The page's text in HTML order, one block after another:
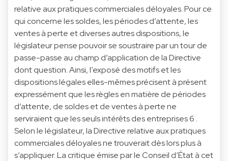
relative aux pratiques commerciales déloyales. Pour ce
qui concerne les soldes, les périodes d’attente, les
ventes à perte et diverses autres dispositions, le
législateur pense pouvoir se soustraire par un tour de
passe-passe au champ d’application de la Directive
dont question. Ainsi, l’exposé des motifs et les
dispositions légales elles-mêmes précisent à présent
expressément que les règles en matière de périodes
d’attente, de soldes et de ventes à perte ne
serviraient que les seuls intérêts des entreprises6 .
Selon le législateur, la Directive relative aux pratiques
commerciales déloyales ne trouverait dès lors plus à
s’appliquer. La critique émise par le Conseil d’État à cet